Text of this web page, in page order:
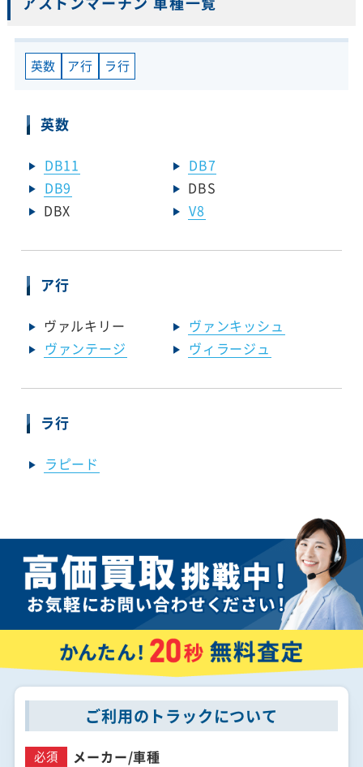
英数 ア行 ラ行
英数
DB11
DB7
DB9
DBS
DBX
V8
ア行
ヴァルキリー
ヴァンキッシュ
ヴァンテージ
ヴィラージュ
ラ行
ラピード
ご利用のトラックについて
必須 メーカー/車種